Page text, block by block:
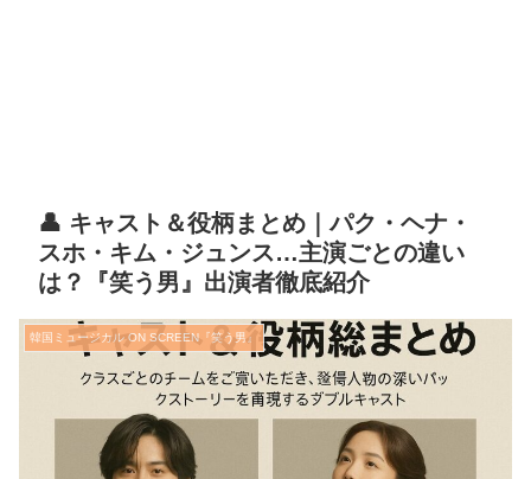
👤 キャスト＆役柄まとめ｜パク・ヘナ・
スホ・キム・ジュンス…主演ごとの違い
は？『笑う男』出演者徹底紹介
韓国ミュージカル ON SCREEN『笑う男』